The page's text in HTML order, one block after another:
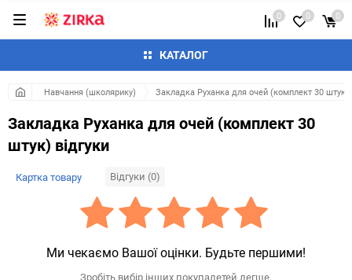
КАТАЛОГ
0 0 0
Навчання (школярику) Закладка Руханка для очей (комплект 30 штук)
Закладка Руханка для очей (комплект 30
штук) відгуки
Картка товару Відгуки (0)
Ми чекаємо Вашої оцінки. Будьте першими!
Зробіть вибір інших покупалетей легше.